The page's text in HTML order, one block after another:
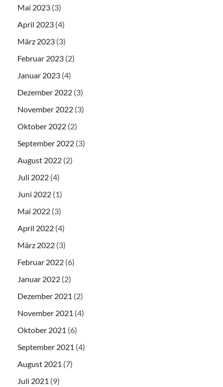
Mai 2023 (3)
April 2023 (4)
März 2023 (3)
Februar 2023 (2)
Januar 2023 (4)
Dezember 2022 (3)
November 2022 (3)
Oktober 2022 (2)
September 2022 (3)
August 2022 (2)
Juli 2022 (4)
Juni 2022 (1)
Mai 2022 (3)
April 2022 (4)
März 2022 (3)
Februar 2022 (6)
Januar 2022 (2)
Dezember 2021 (2)
November 2021 (4)
Oktober 2021 (6)
September 2021 (4)
August 2021 (7)
Juli 2021 (9)